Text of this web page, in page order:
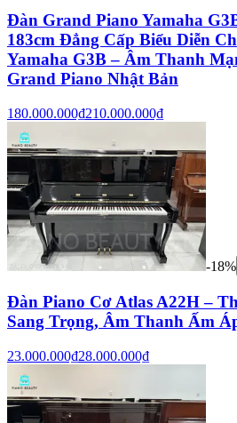
Đàn Grand Piano Yamaha
183cm Đẳng Cấp Biểu Diễn
Yamaha G3B – Âm Thanh
Grand Piano Nhật Bản
180.000.000₫210.000.000₫
-18%
Đàn Piano Cơ Atlas A22H –
Sang Trọng, Âm Thanh Ấm
23.000.000₫28.000.000₫